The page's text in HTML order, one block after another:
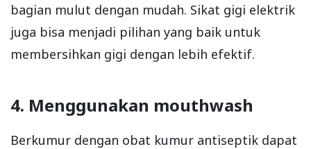
bagian mulut dengan mudah. Sikat gigi elektrik
juga bisa menjadi pilihan yang baik untuk
membersihkan gigi dengan lebih efektif.
4. Menggunakan mouthwash
Berkumur dengan obat kumur antiseptik dapat